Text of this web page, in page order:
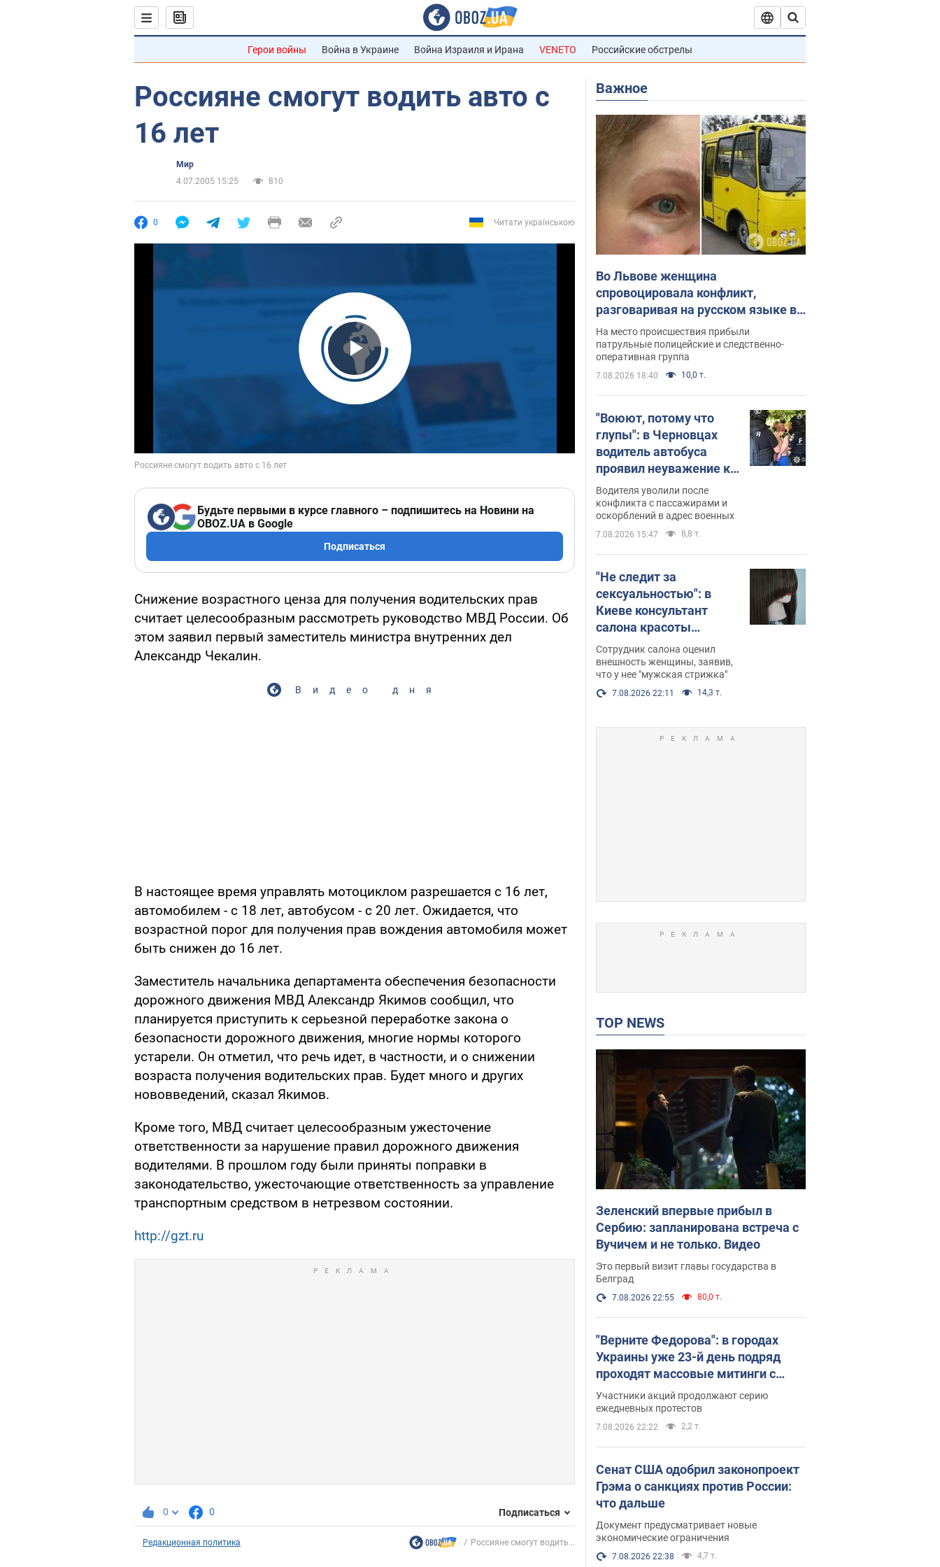
Герои войны Война в Украине Война Израиля и Ирана VENETO Российские обстрелы
Россияне смогут водить авто с
16 лет
Мир
4.07.2005 15:25
810
0 Читати українською
Play Video
Будьте первыми в курсе главного – подпишитесь на Новини на
OBOZ.UA в Google
Подписаться
Снижение возрастного ценза для получения водительских прав
считает целесообразным рассмотреть руководство МВД России. Об
этом заявил первый заместитель министра внутренних дел
Александр Чекалин.
Видео дня
В настоящее время управлять мотоциклом разрешается с 16 лет,
автомобилем - с 18 лет, автобусом - с 20 лет. Ожидается, что
возрастной порог для получения прав вождения автомобиля может
быть снижен до 16 лет.
Заместитель начальника департамента обеспечения безопасности
дорожного движения МВД Александр Якимов сообщил, что
планируется приступить к серьезной переработке закона о
безопасности дорожного движения, многие нормы которого
устарели. Он отметил, что речь идет, в частности, и о снижении
возраста получения водительских прав. Будет много и других
нововведений, сказал Якимов.
Кроме того, МВД считает целесообразным ужесточение
ответственности за нарушение правил дорожного движения
водителями. В прошлом году были приняты поправки в
законодательство, ужесточающие ответственность за управление
транспортным средством в нетрезвом состоянии.
http://gzt.ru
0 0 Подписаться
Редакционная политика Россияне смогут водить...
Важное
Во Львове женщина
спровоцировала конфликт,
разговаривая на русском языке в
маршрутке: полиция составила
административный протокол.
Видео
На место происшествия прибыли
патрульные полицейские и следственно-
оперативная группа
7.08.2026 18:40 10,0 т.
"Воюют, потому что
глупы": в Черновцах
водитель автобуса
проявил неуважение к
украинским военным и
поплатился за это.
Видео
Водителя уволили после
конфликта с пассажирами и
оскорблений в адрес военных
7.08.2026 15:47 8,8 т.
"Не следит за
сексуальностью": в
Киеве консультант
салона красоты
оскорбил женщину
после химиотерапии,
разгорелся скандал.
Фото
Сотрудник салона оценил
внешность женщины, заявив,
что у нее "мужская стрижка"
7.08.2026 22:11 14,3 т.
TOP NEWS
Зеленский впервые прибыл в
Сербию: запланирована встреча с
Вучичем и не только. Видео
Это первый визит главы государства в
Белград
7.08.2026 22:55 80,0 т.
"Верните Федорова": в городах
Украины уже 23-й день подряд
проходят массовые митинги с
плакатами. Фото и видео
Участники акций продолжают серию
ежедневных протестов
7.08.2026 22:22 2,2 т.
Сенат США одобрил законопроект
Грэма о санкциях против России:
что дальше
Документ предусматривает новые
экономические ограничения
7.08.2026 22:38 4,7 т.